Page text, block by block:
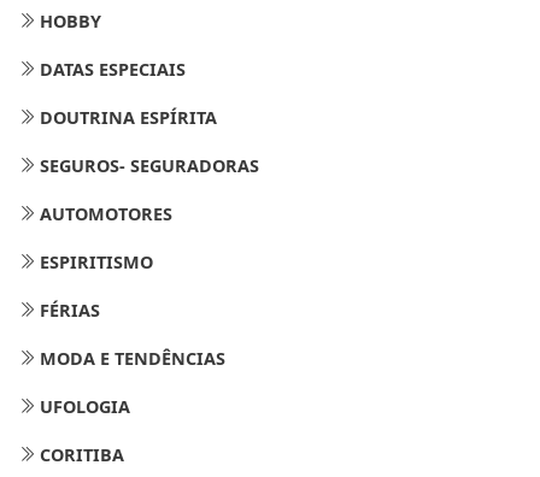
HOBBY
DATAS ESPECIAIS
DOUTRINA ESPÍRITA
SEGUROS- SEGURADORAS
AUTOMOTORES
ESPIRITISMO
FÉRIAS
MODA E TENDÊNCIAS
UFOLOGIA
CORITIBA